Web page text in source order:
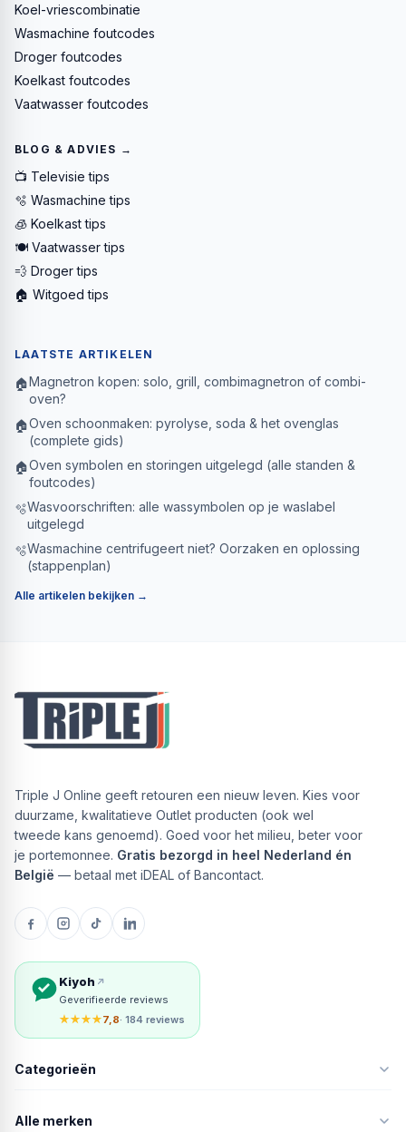
Koel-vriescombinatie
Wasmachine foutcodes
Droger foutcodes
Koelkast foutcodes
Vaatwasser foutcodes
BLOG & ADVIES →
📺 Televisie tips
🫧 Wasmachine tips
🧊 Koelkast tips
🍽️ Vaatwasser tips
💨 Droger tips
🏠 Witgoed tips
LAATSTE ARTIKELEN
🏠Magnetron kopen: solo, grill, combimagnetron of combi-
oven?
🏠Oven schoonmaken: pyrolyse, soda & het ovenglas
(complete gids)
🏠Oven symbolen en storingen uitgelegd (alle standen &
foutcodes)
🫧Wasvoorschriften: alle wassymbolen op je waslabel
uitgelegd
🫧Wasmachine centrifugeert niet? Oorzaken en oplossing
(stappenplan)
Alle artikelen bekijken →
Triple J Online geeft retouren een nieuw leven. Kies voor
duurzame, kwalitatieve Outlet producten (ook wel
tweede kans genoemd). Goed voor het milieu, beter voor
je portemonnee. Gratis bezorgd in heel Nederland én
België — betaal met iDEAL of Bancontact.
Kiyoh
Geverifieerde reviews
★★★★7,8· 184 reviews
Categorieën
Alle merken